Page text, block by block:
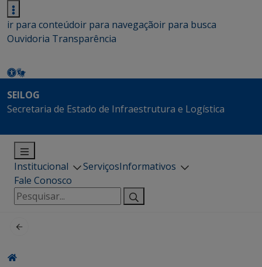
ir para conteúdoir para navegaçãoir para busca
Ouvidoria Transparência
SEILOG
Secretaria de Estado de Infraestrutura e Logística
Institucional ServiçosInformativos
Fale Conosco
Pesquisar
por: